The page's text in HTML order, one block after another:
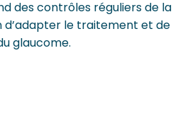
des contrôles réguliers de la
d’adapter le traitement et de
glaucome.